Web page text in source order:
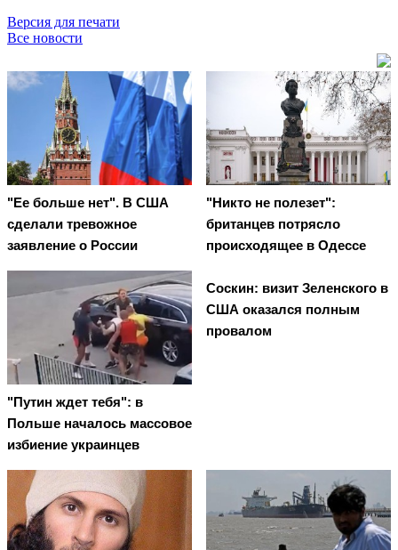
Версия для печати
Все новости
"Ее больше нет". В США
сделали тревожное
заявление о России
"Никто не полезет":
британцев потрясло
происходящее в Одессе
"Путин ждет тебя": в
Польше началось массовое
избиение украинцев
Соскин: визит Зеленского в
США оказался полным
провалом